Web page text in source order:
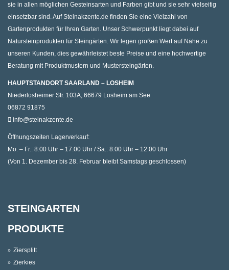
sie in allen möglichen Gesteinsarten und Farben gibt und sie sehr vielseitig
einsetzbar sind. Auf Steinakzente.de finden Sie eine Vielzahl von
Gartenprodukten für Ihren Garten. Unser Schwerpunkt liegt dabei auf
Natursteinprodukten für Steingärten. Wir legen großen Wert auf Nähe zu
unseren Kunden, dies gewährleistet beste Preise und eine hochwertige
Beratung mit Produktmustern und Mustersteingärten.
HAUPTSTANDORT SAARLAND – LOSHEIM
Niederlosheimer Str. 103A, 66679 Losheim am See
06872 91875
info@steinakzente.de
Öffnungszeiten Lagerverkauf:
Mo. – Fr.: 8:00 Uhr – 17:00 Uhr / Sa.: 8:00 Uhr – 12:00 Uhr
(Von 1. Dezember bis 28. Februar bleibt Samstags geschlossen)
STEINGARTEN
PRODUKTE
Ziersplitt
Zierkies